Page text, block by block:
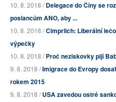
10. 8. 2018 /Delegace do Číny se
poslancům ANO, aby ...
10. 8. 2018 /Cimprlich: Liberální
výpečky
10. 8. 2018 /Proč neziskovky pijí
9. 8. 2018 /Imigrace do Evropy
rokem 2015
9. 8. 2018 /USA zavedou ostré